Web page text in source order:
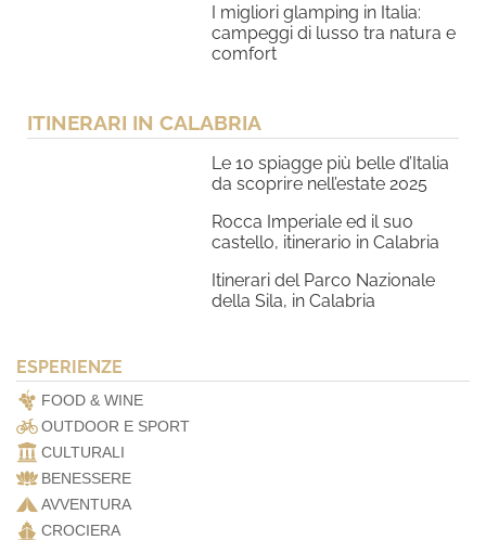
I migliori glamping in Italia:
campeggi di lusso tra natura e
comfort
ITINERARI IN CALABRIA
Le 10 spiagge più belle d’Italia
da scoprire nell’estate 2025
Rocca Imperiale ed il suo
castello, itinerario in Calabria
Itinerari del Parco Nazionale
della Sila, in Calabria
ESPERIENZE
FOOD & WINE
OUTDOOR E SPORT
CULTURALI
BENESSERE
AVVENTURA
CROCIERA